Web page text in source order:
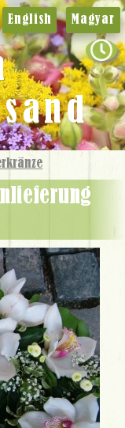
English Magyar